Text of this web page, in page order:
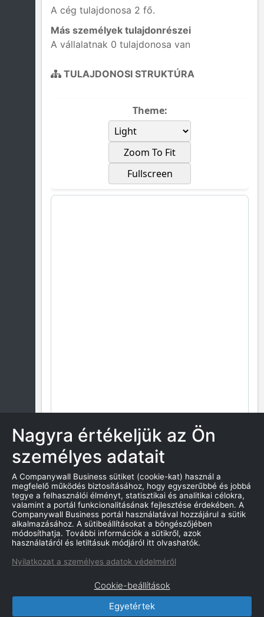
A cég tulajdonosa 2 fő.
Más személyek tulajdonrészei
A vállalatnak 0 tulajdonosa van
TULAJDONOSI STRUKTÚRA
Theme:
Zoom To Fit
Fullscreen
CompanyWall Business © 2026
Felhasználási feltétek | Adatvédelmi szabályzat
Nagyra értékeljük az Ön
személyes adatait
A Companywall Business sütiket (cookie-kat) használ a
megfelelő működés biztosításához, hogy egyszerűbbé és jobbá
tegye a felhasználói élményt, statisztikai és analitikai célokra,
valamint a portál funkcionalitásának fejlesztése érdekében. A
Companywall Business portál használatával hozzájárul a sütik
alkalmazásához. A sütibeállításokat a böngészőjében
módosíthatja. További információk a sütikről, azok
használatáról és letiltásuk módjáról itt olvashatók.
Nyilatkozat a személyes adatok védelméről
Cookie-beállítások
Egyetértek